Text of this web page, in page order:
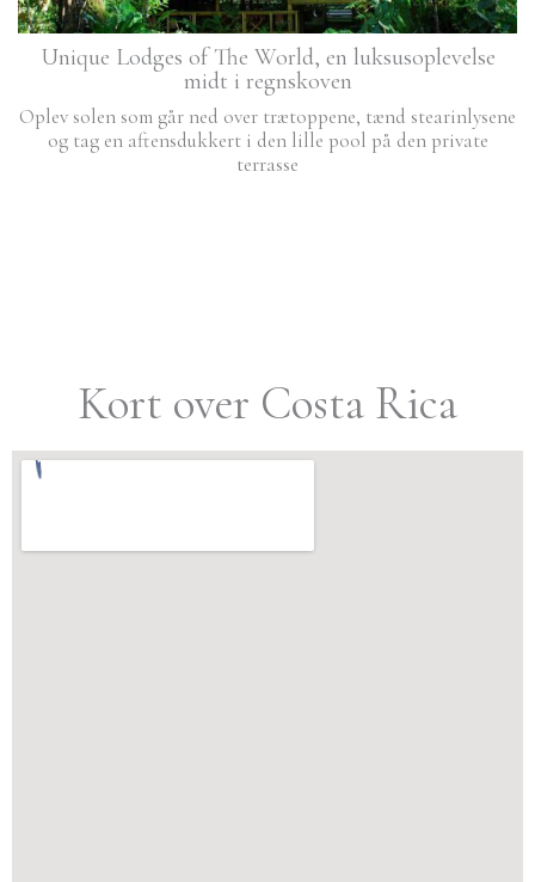
Unique Lodges of The World, en luksusoplevelse
midt i regnskoven
Oplev solen som går ned over trætoppene, tænd stearinlysene
og tag en aftensdukkert i den lille pool på den private
terrasse
Kort over Costa Rica